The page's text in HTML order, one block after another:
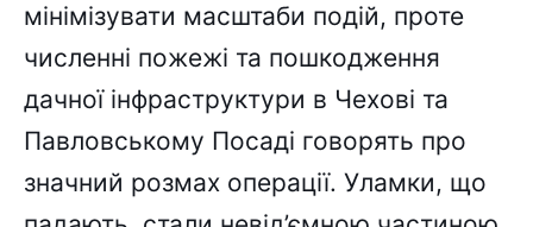
мінімізувати масштаби подій, проте
численні пожежі та пошкодження
дачної інфраструктури в Чехові та
Павловському Посаді говорять про
значний розмах операції. Уламки, що